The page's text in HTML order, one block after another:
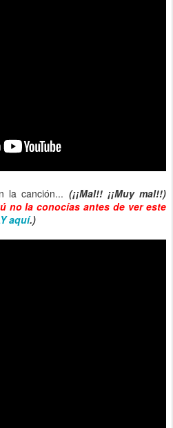
la canción... (¡¡Mal!! ¡¡Muy mal!!)
no la conocías antes de ver este
aquí.)